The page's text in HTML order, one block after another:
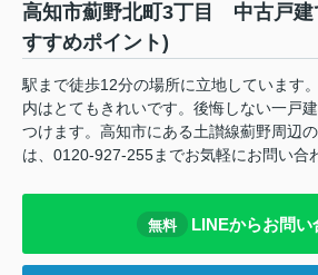
高知市薊野北町3丁目 中古戸建
すすめポイント)
駅まで徒歩12分の場所に立地しています
内はとてもきれいです。後悔しない一戸
つけます。高知市にある土讃線薊野周辺
は、0120-927-255までお気軽にお問い合
無料 LINEからお問い